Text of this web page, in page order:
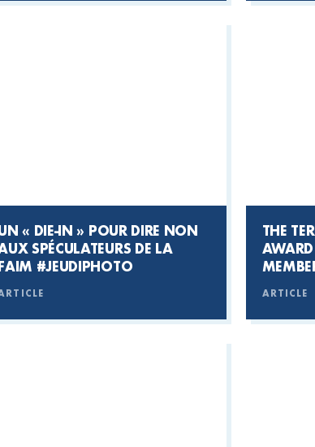
« DIE-IN » POUR DIRE NON
SPÉCULATEURS DE LA
#JEUDIPHOTO
THE
AWARD
ARTICLE